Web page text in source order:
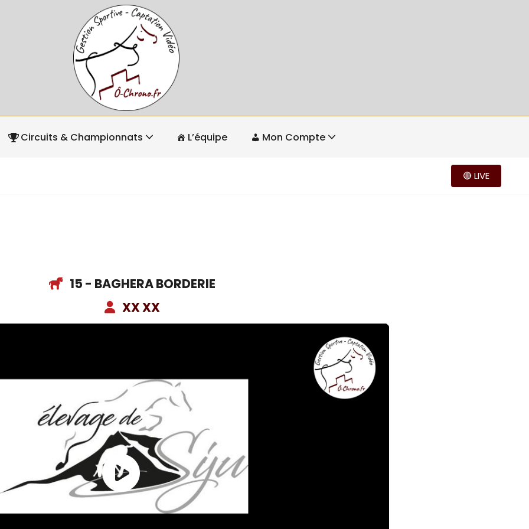
Circuits & Championnats L’équipe Mon Compte
🔴 LIVE
15 - BAGHERA BORDERIE
XX XX